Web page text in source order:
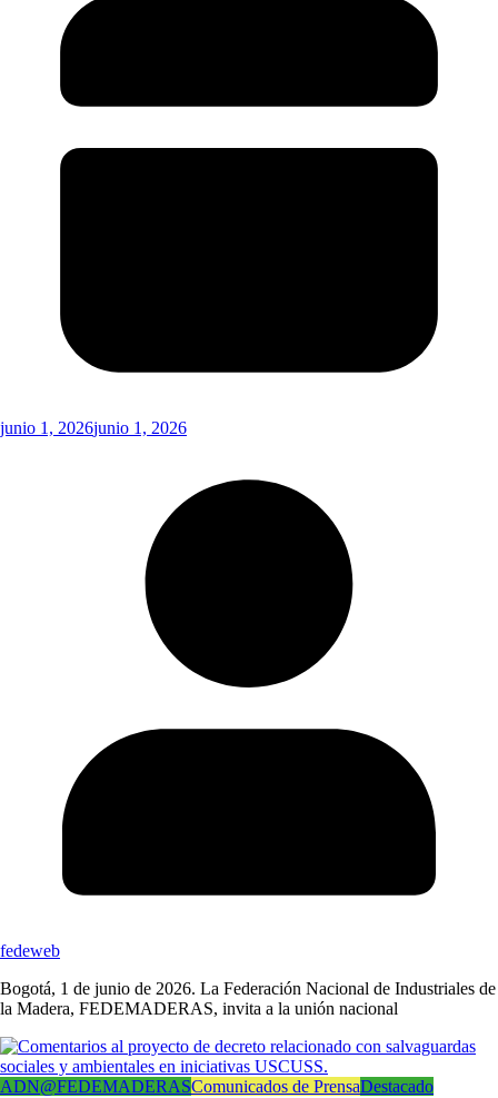
junio 1, 2026junio 1, 2026
fedeweb
Bogotá, 1 de junio de 2026. La Federación Nacional de Industriales de
la Madera, FEDEMADERAS, invita a la unión nacional
ADN@FEDEMADERASComunicados de PrensaDestacado